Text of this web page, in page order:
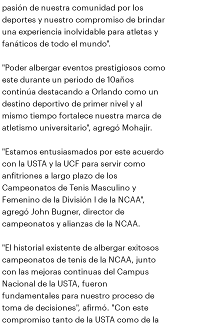
pasión de nuestra comunidad por los
deportes y nuestro compromiso de brindar
una experiencia inolvidable para atletas y
fanáticos de todo el mundo".
"Poder albergar eventos prestigiosos como
este durante un periodo de 10años
continúa destacando a Orlando como un
destino deportivo de primer nivel y al
mismo tiempo fortalece nuestra marca de
atletismo universitario", agregó Mohajir.
"Estamos entusiasmados por este acuerdo
con la USTA y la UCF para servir como
anfitriones a largo plazo de los
Campeonatos de Tenis Masculino y
Femenino de la División I de la NCAA",
agregó John Bugner, director de
campeonatos y alianzas de la NCAA.
"El historial existente de albergar exitosos
campeonatos de tenis de la NCAA, junto
con las mejoras continuas del Campus
Nacional de la USTA, fueron
fundamentales para nuestro proceso de
toma de decisiones", afirmó. "Con este
compromiso tanto de la USTA como de la